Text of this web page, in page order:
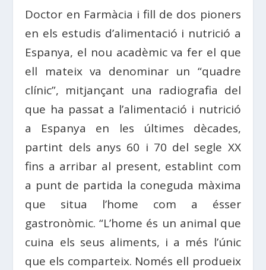
Doctor en Farmàcia i fill de dos pioners
en els estudis d’alimentació i nutrició a
Espanya, el nou acadèmic va fer el que
ell mateix va denominar un “quadre
clínic”, mitjançant una radiografia del
que ha passat a l’alimentació i nutrició
a Espanya en les últimes dècades,
partint dels anys 60 i 70 del segle XX
fins a arribar al present, establint com
a punt de partida la coneguda màxima
que situa l’home com a ésser
gastronòmic. “L’home és un animal que
cuina els seus aliments, i a més l’únic
que els comparteix. Només ell produeix